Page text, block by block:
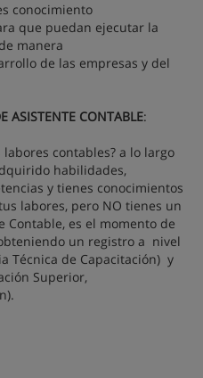
conocimiento
que puedan ejecutar la
manera
de las empresas y del
ASISTENTE CONTABLE:
contables? a lo largo
habilidades,
y tienes conocimientos
labores, pero NO tienes un
Contable, es el momento de
un registro a nivel
Técnica de Capacitación) y
Superior,